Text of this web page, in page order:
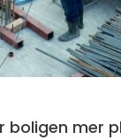
boligen mer